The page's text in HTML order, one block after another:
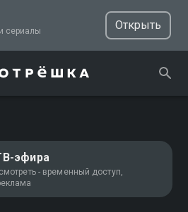
ТВ, фильмы и сериалы
Открыть
эфира
- временный доступ,